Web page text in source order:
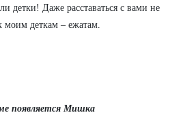
детки! Даже расставаться с вами не
моим деткам – ежатам.
появляется Мишка